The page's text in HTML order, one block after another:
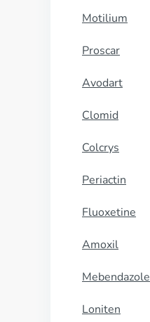
Motilium
Proscar
Avodart
Clomid
Colcrys
Periactin
Fluoxetine
Amoxil
Mebendazole
Loniten